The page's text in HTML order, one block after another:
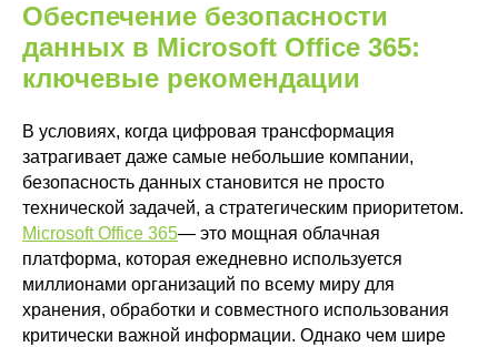
Обеспечение безопасности
данных в Microsoft Office 365:
ключевые рекомендации
В условиях, когда цифровая трансформация
затрагивает даже самые небольшие компании,
безопасность данных становится не просто
технической задачей, а стратегическим приоритетом.
Microsoft Office 365— это мощная облачная
платформа, которая ежедневно используется
миллионами организаций по всему миру для
хранения, обработки и совместного использования
критически важной информации. Однако чем шире